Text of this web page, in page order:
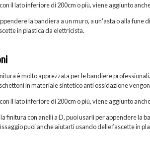
il lato inferiore di 200cm o più, viene aggiunto
la bandiera a un muro, a un'asta o alla fune
in plastica da elettricista.
è molto apprezzata per le bandiere professionali.
in materiale sintetico anti ossidazione
il lato inferiore di 200cm o più, viene aggiunto
finitura con anelli a D, puoi usarli per appendere la
puoi anche aiutarti usando delle fascette in